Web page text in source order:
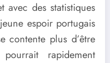
avec des statistiques
espoir portugais
contente plus d’être
rapidement